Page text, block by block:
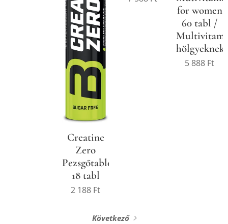
Creatine
Zero
Pezsgőtabletta
18 tabl
2 188 Ft
for women
60 tabl /
hölgyeknek
5 888 Ft
Következő